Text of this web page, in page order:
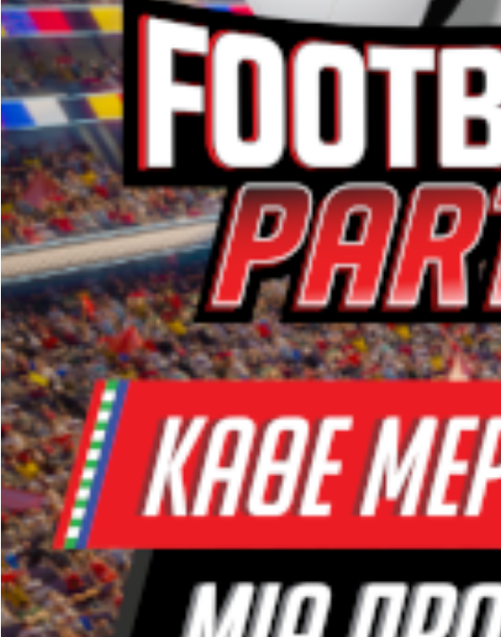
Στο πλαίσιο του μεγάλου
τερματοφύλακα συνυφασμένο με τα
Ήρθε στη χώρα μας το 1991
2005, στον αγαπημένο του
τοΚύπελλο του 1998 και τη
από τη Λάτσιο ), καθώς και η